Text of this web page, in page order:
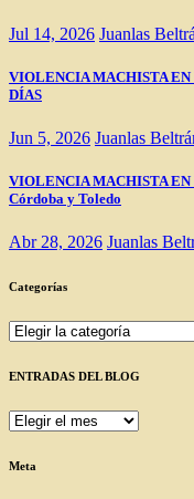
Jul 14, 2026 Juanlas
VIOLENCIA MACHISTA EN
DÍAS
Jun 5, 2026 Juanlas
VIOLENCIA MACHISTA EN
Córdoba y Toledo
Abr 28, 2026 Juanlas
Categorías
Categorías
ENTRADAS DEL BLOG
ENTRADAS
BLOG
Meta